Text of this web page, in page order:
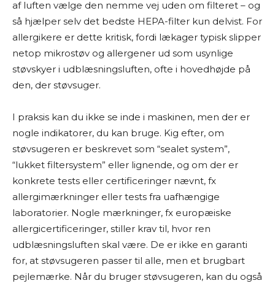
af luften vælge den nemme vej uden om filteret – og
så hjælper selv det bedste HEPA-filter kun delvist. For
allergikere er dette kritisk, fordi lækager typisk slipper
netop mikrostøv og allergener ud som usynlige
støvskyer i udblæsningsluften, ofte i hovedhøjde på
den, der støvsuger.
I praksis kan du ikke se inde i maskinen, men der er
nogle indikatorer, du kan bruge. Kig efter, om
støvsugeren er beskrevet som “sealet system”,
“lukket filtersystem” eller lignende, og om der er
konkrete tests eller certificeringer nævnt, fx
allergimærkninger eller tests fra uafhængige
laboratorier. Nogle mærkninger, fx europæiske
allergicertificeringer, stiller krav til, hvor ren
udblæsningsluften skal være. De er ikke en garanti
for, at støvsugeren passer til alle, men et brugbart
pejlemærke. Når du bruger støvsugeren, kan du også